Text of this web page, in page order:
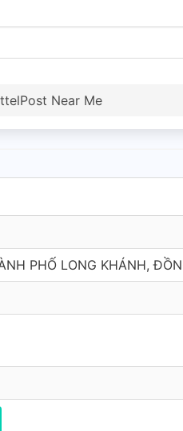
Near Me
PHỐ LONG KHÁNH,